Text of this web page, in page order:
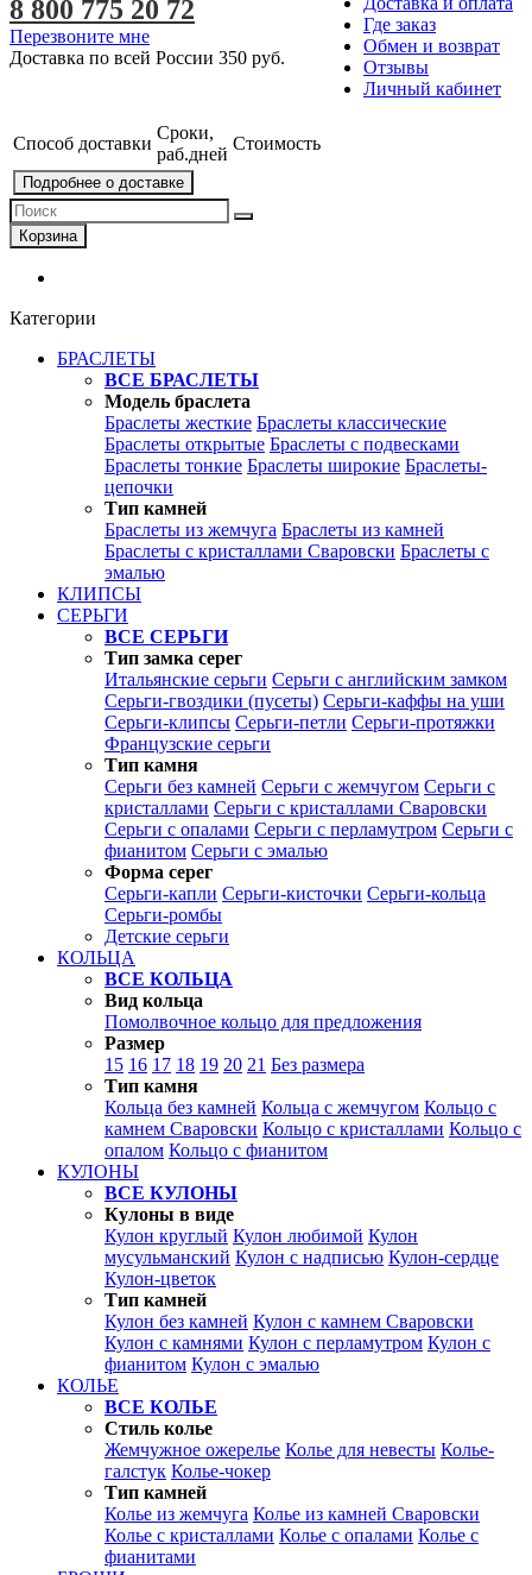
Где заказ
Обмен и возврат
Отзывы
Личный кабинет
8 800 775 20 72
Перезвоните мне
Доставка по всей России 350 руб.
Способ доставки
Сроки,
раб.дней
Стоимость
Подробнее о доставке
Корзина
Категории
БРАСЛЕТЫ
ВСЕ БРАСЛЕТЫ
Модель браслета
Браслеты жесткие Браслеты классические
Браслеты открытые Браслеты с подвесками
Браслеты тонкие Браслеты широкие Браслеты-
цепочки
Тип камней
Браслеты из жемчуга Браслеты из камней
Браслеты с кристаллами Сваровски Браслеты с
эмалью
КЛИПСЫ
СЕРЬГИ
ВСЕ СЕРЬГИ
Тип замка серег
Итальянские серьги Серьги с английским замком
Серьги-гвоздики (пусеты) Серьги-каффы на уши
Серьги-клипсы Серьги-петли Серьги-протяжки
Французские серьги
Тип камня
Серьги без камней Серьги с жемчугом Серьги с
кристаллами Серьги с кристаллами Сваровски
Серьги с опалами Серьги с перламутром Серьги с
фианитом Серьги с эмалью
Форма серег
Серьги-капли Серьги-кисточки Серьги-кольца
Серьги-ромбы
Детские серьги
КОЛЬЦА
ВСЕ КОЛЬЦА
Вид кольца
Помолвочное кольцо для предложения
Размер
15 16 17 18 19 20 21 Без размера
Тип камня
Кольца без камней Кольца с жемчугом Кольцо с
камнем Сваровски Кольцо с кристаллами Кольцо с
опалом Кольцо с фианитом
КУЛОНЫ
ВСЕ КУЛОНЫ
Кулоны в виде
Кулон круглый Кулон любимой Кулон
мусульманский Кулон с надписью Кулон-сердце
Кулон-цветок
Тип камней
Кулон без камней Кулон с камнем Сваровски
Кулон с камнями Кулон с перламутром Кулон с
фианитом Кулон с эмалью
КОЛЬЕ
ВСЕ КОЛЬЕ
Стиль колье
Жемчужное ожерелье Колье для невесты Колье-
галстук Колье-чокер
Тип камней
Колье из жемчуга Колье из камней Сваровски
Колье с кристаллами Колье с опалами Колье с
фианитами